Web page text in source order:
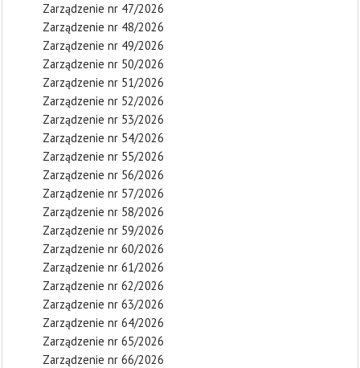
Zarządzenie nr 47/2026
Zarządzenie nr 48/2026
Zarządzenie nr 49/2026
Zarządzenie nr 50/2026
Zarządzenie nr 51/2026
Zarządzenie nr 52/2026
Zarządzenie nr 53/2026
Zarządzenie nr 54/2026
Zarządzenie nr 55/2026
Zarządzenie nr 56/2026
Zarządzenie nr 57/2026
Zarządzenie nr 58/2026
Zarządzenie nr 59/2026
Zarządzenie nr 60/2026
Zarządzenie nr 61/2026
Zarządzenie nr 62/2026
Zarządzenie nr 63/2026
Zarządzenie nr 64/2026
Zarządzenie nr 65/2026
Zarządzenie nr 66/2026